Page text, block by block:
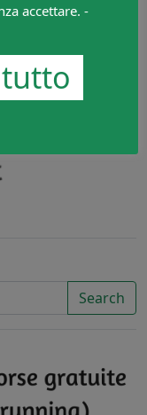
Search
accettare. -